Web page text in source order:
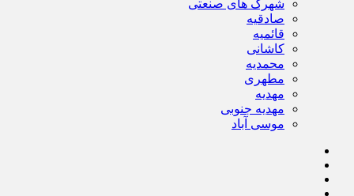
شهرک های صنعتی
صادقیه
قائمیه
کاشانی
محمدیه
مطهری
مهدیه
مهدیه جنوبی
موسی آباد